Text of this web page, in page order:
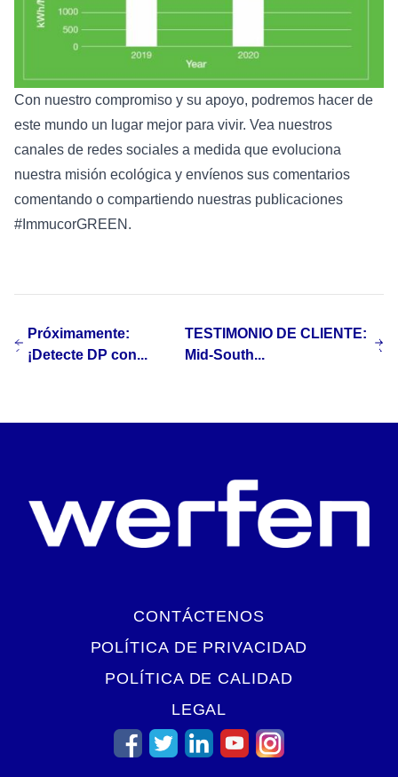
Con nuestro compromiso y su apoyo, podremos hacer de
este mundo un lugar mejor para vivir. Vea nuestros
canales de redes sociales a medida que evoluciona
nuestra misión ecológica y envíenos sus comentarios
comentando o compartiendo nuestras publicaciones
#ImmucorGREEN.
Próximamente:
¡Detecte DP con...
TESTIMONIO DE CLIENTE:
Mid-South...
CONTÁCTENOS
POLÍTICA DE PRIVACIDAD
POLÍTICA DE CALIDAD
LEGAL